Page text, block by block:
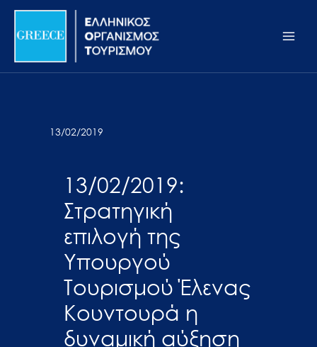
Σημείωση:
ιστότοπος
προσβασιμότητας.
Μετάβαση
περιεχόμενο
13/02/2019
13/02/2019:
Στρατηγική
επιλογή της
Υπουργού
Τουρισμού Έλενας
Κουντουρά η
δυναμική αύξηση